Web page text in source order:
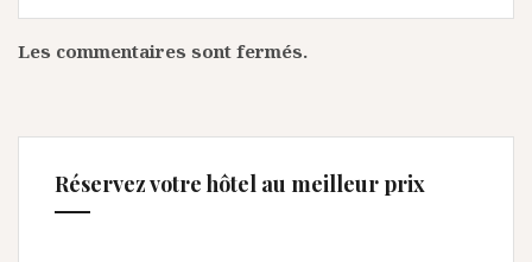
Les commentaires sont fermés.
Réservez votre hôtel au meilleur prix